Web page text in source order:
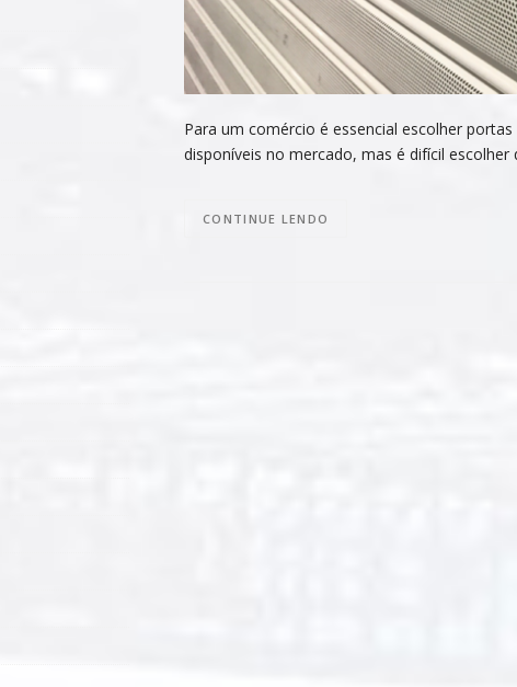
Para um comércio é essencial escolher
disponíveis no mercado, mas é difícil
CONTINUE LENDO